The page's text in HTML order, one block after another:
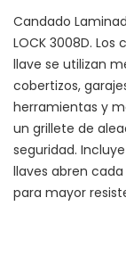
Candado
LOCK 3008D.
llave se utilizan
cobertizos,
herramientas y
un grillete de
seguridad.
llaves abren
para mayor